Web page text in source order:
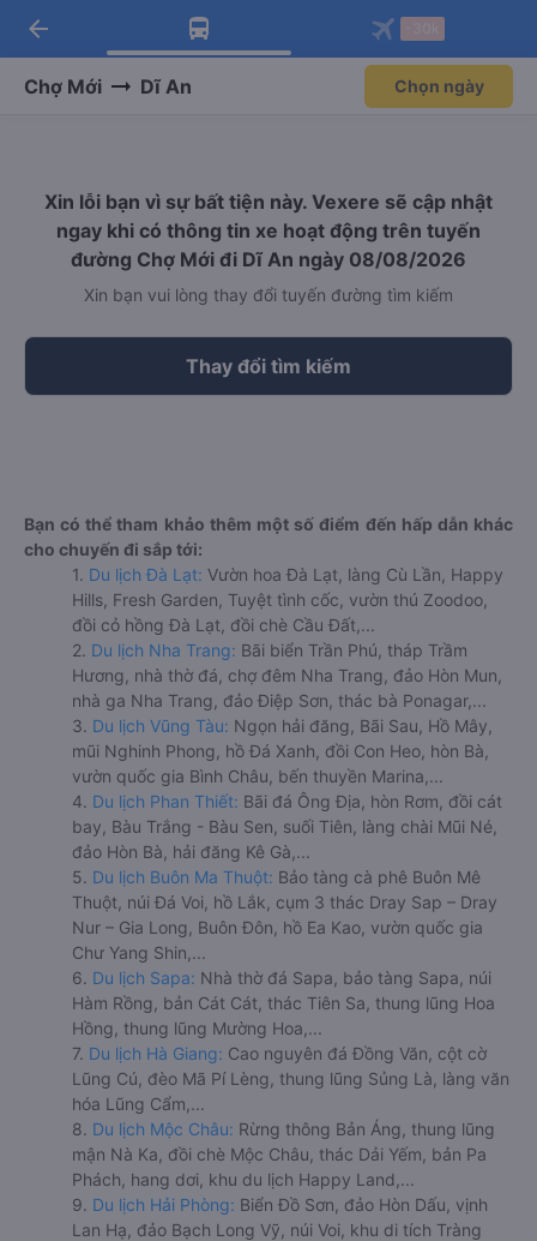
Tải app Vexere ngay!
Nhận ưu đãi thành viên độc
Mở app
Tải app Vexere
-30k/ghế khi đặt vé máy bay qua
Mở app
arrow_back
Chợ Mới Dĩ An Chọn ngày
Xin lỗi bạn vì sự bất tiện này. Vexere sẽ cập nhật
ngay khi có thông tin xe hoạt động trên tuyến
đường Chợ Mới đi Dĩ An ngày 08/08/2026
Xin bạn vui lòng thay đổi tuyến đường tìm kiếm
Thay đổi tìm kiếm
Bạn có thể tham khảo thêm một số điểm đến hấp dẫn khác
cho chuyến đi sắp tới:
1. Du lịch Đà Lạt: Vườn hoa Đà Lạt, làng Cù Lần, Happy
Hills, Fresh Garden, Tuyệt tình cốc, vườn thú Zoodoo,
đồi cỏ hồng Đà Lạt, đồi chè Cầu Đất,...
2. Du lịch Nha Trang: Bãi biển Trần Phú, tháp Trầm
Hương, nhà thờ đá, chợ đêm Nha Trang, đảo Hòn Mun,
nhà ga Nha Trang, đảo Điệp Sơn, thác bà Ponagar,...
3. Du lịch Vũng Tàu: Ngọn hải đăng, Bãi Sau, Hồ Mây,
mũi Nghinh Phong, hồ Đá Xanh, đồi Con Heo, hòn Bà,
vườn quốc gia Bình Châu, bến thuyền Marina,...
4. Du lịch Phan Thiết: Bãi đá Ông Địa, hòn Rơm, đồi cát
bay, Bàu Trắng - Bàu Sen, suối Tiên, làng chài Mũi Né,
đảo Hòn Bà, hải đăng Kê Gà,...
5. Du lịch Buôn Ma Thuột: Bảo tàng cà phê Buôn Mê
Thuột, núi Đá Voi, hồ Lắk, cụm 3 thác Dray Sap – Dray
Nur – Gia Long, Buôn Đôn, hồ Ea Kao, vườn quốc gia
Chư Yang Shin,...
6. Du lịch Sapa: Nhà thờ đá Sapa, bảo tàng Sapa, núi
Hàm Rồng, bản Cát Cát, thác Tiên Sa, thung lũng Hoa
Hồng, thung lũng Mường Hoa,...
7. Du lịch Hà Giang: Cao nguyên đá Đồng Văn, cột cờ
Lũng Cú, đèo Mã Pí Lèng, thung lũng Sủng Là, làng văn
hóa Lũng Cẩm,...
8. Du lịch Mộc Châu: Rừng thông Bản Áng, thung lũng
mận Nà Ka, đồi chè Mộc Châu, thác Dải Yếm, bản Pa
Phách, hang dơi, khu du lịch Happy Land,...
9. Du lịch Hải Phòng: Biển Đồ Sơn, đảo Hòn Dấu, vịnh
Lan Hạ, đảo Bạch Long Vỹ, núi Voi, khu di tích Tràng